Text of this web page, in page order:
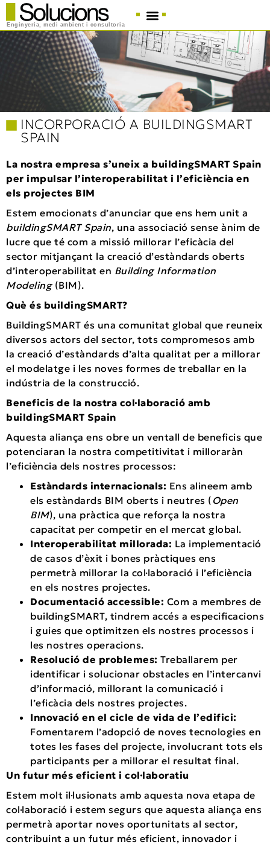
Enginyeria, medi ambient i consultoria
INCORPORACIÓ A BUILDINGSMART
SPAIN
La nostra empresa s’uneix a buildingSMART Spain
per impulsar l’interoperabilitat i l’eficiència en
els projectes BIM
Estem emocionats d’anunciar que ens hem unit a
buildingSMART Spain, una associació sense ànim de
lucre que té com a missió millorar l’eficàcia del
sector mitjançant la creació d’estàndards oberts
d’interoperabilitat en Building Information
Modeling(BIM).
Què és buildingSMART?
BuildingSMART és una comunitat global que reuneix
diversos actors del sector, tots compromesos amb
la creació d’estàndards d’alta qualitat per a millorar
el modelatge i les noves formes de treballar en la
indústria de la construcció.
Beneficis de la nostra col·laboració amb
buildingSMART Spain
Aquesta aliança ens obre un ventall de beneficis que
potenciaran la nostra competitivitat i milloraràn
l’eficiència dels nostres processos:
Estàndards internacionals: Ens alineem amb
els estàndards BIM oberts i neutres ( Open
BIM), una pràctica que reforça la nostra
capacitat per competir en el mercat global.
Interoperabilitat millorada: La implementació
de casos d’èxit i bones pràctiques ens
permetrà millorar la col·laboració i l’eficiència
en els nostres projectes.
Documentació accessible: Com a membres de
buildingSMART, tindrem accés a especificacions
i guies que optimitzen els nostres processos i
les nostres operacions.
Resolució de problemes: Treballarem per
identificar i solucionar obstacles en l’intercanvi
d’informació, millorant la comunicació i
l’eficàcia dels nostres projectes.
Innovació en el cicle de vida de l’edifici:
Fomentarem l’adopció de noves tecnologies en
totes les fases del projecte, involucrant tots els
participants per a millorar el resultat final.
Un futur més eficient i col·laboratiu
Estem molt il·lusionats amb aquesta nova etapa de
col·laboració i estem segurs que aquesta aliança ens
permetrà aportar noves oportunitats al sector,
contribuint a un futur més eficient, innovador i